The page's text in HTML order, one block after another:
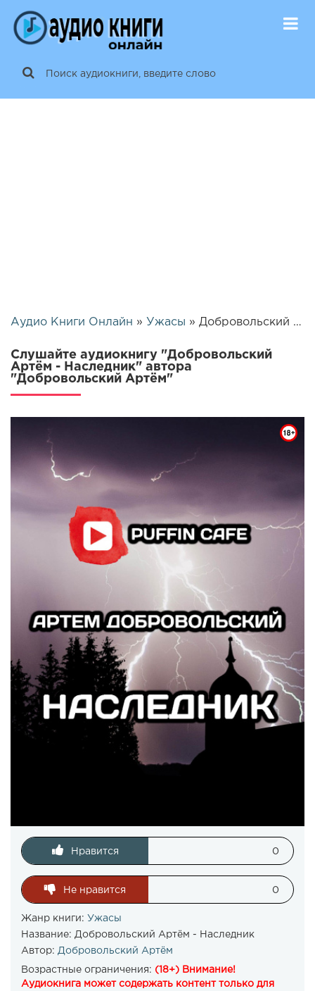
Аудио Книги Онлайн » Ужасы » Добровольский Артём - Наследник | 4857
Слушайте аудиокнигу "Добровольский
Артём - Наследник" автора
"Добровольский Артём"
Нравится 0
Не нравится 0
Жанр книги: Ужасы
Название: Добровольский Артём - Наследник
Автор: Добровольский Артём
Возрастные ограничения: (18+) Внимание!
Аудиокнига может содержать контент только для